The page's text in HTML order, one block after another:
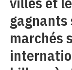
gagnants
marchés